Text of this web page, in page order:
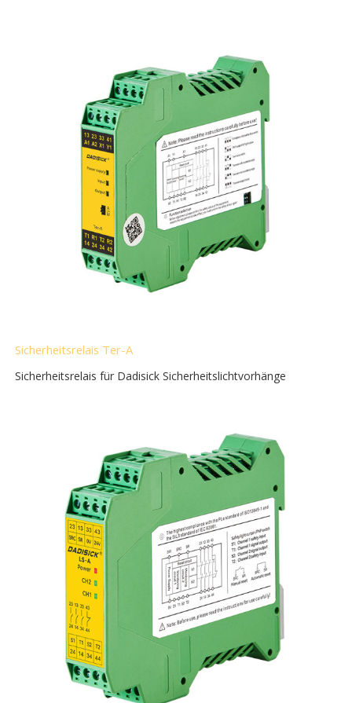
Sicherheitsrelais Ter-A
Sicherheitsrelais für Dadisick Sicherheitslichtvorhänge